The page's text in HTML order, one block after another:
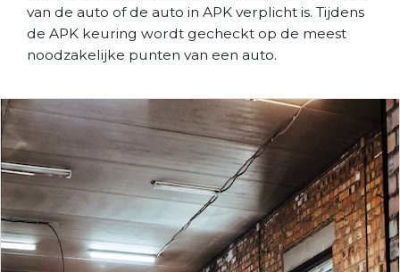
van de auto of de auto in APK verplicht is. Tijdens
de APK keuring wordt gecheckt op de meest
noodzakelijke punten van een auto.